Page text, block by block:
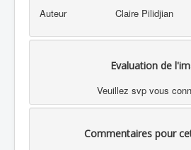
Auteur
Claire Pilidjian
Evaluation de
Veuillez svp vous
Commentaires pour